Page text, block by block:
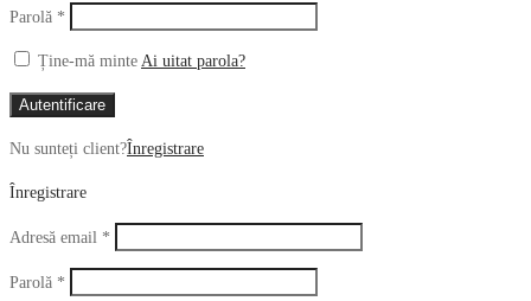
Parolă *
Ține-mă minte Ai uitat parola?
Autentificare
Nu sunteți client?Înregistrare
Înregistrare
Adresă email *
Parolă *